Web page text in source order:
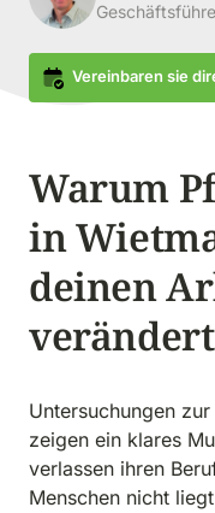
Vereinbaren sie
Warum
in
deinen
verändert
Untersuchungen
zeigen ein klares
verlassen ihren
Menschen nicht